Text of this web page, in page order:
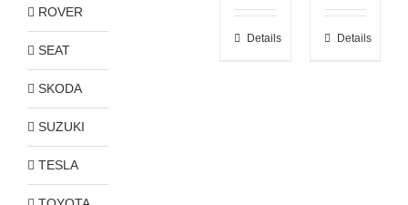
Details Details
ROVER
SEAT
SKODA
SUZUKI
TESLA